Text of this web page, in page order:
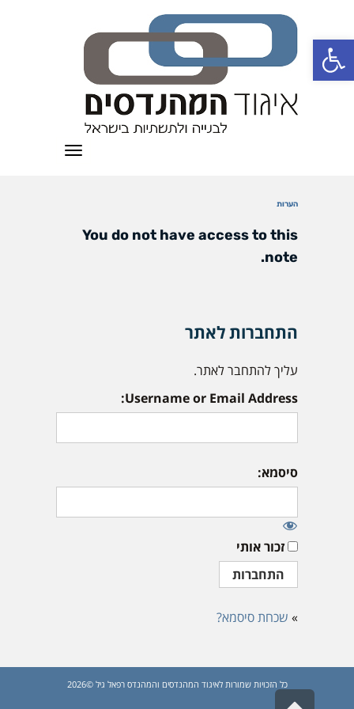
פתח סרגל נגישות
תפריט
הערות
You do not have access to this
note.
התחברות לאתר
עליך להתחבר לאתר.
Username or Email Address:
סיסמא:
זכור אותי
» שכחת סיסמא?
כל הזכויות שמורות לאיגוד המהנדסים והמהנדס רפאל גיל ©2026